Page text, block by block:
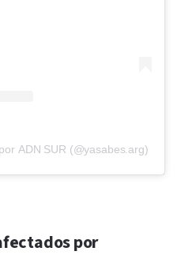
ADN SUR (@yasabes.arg)
por